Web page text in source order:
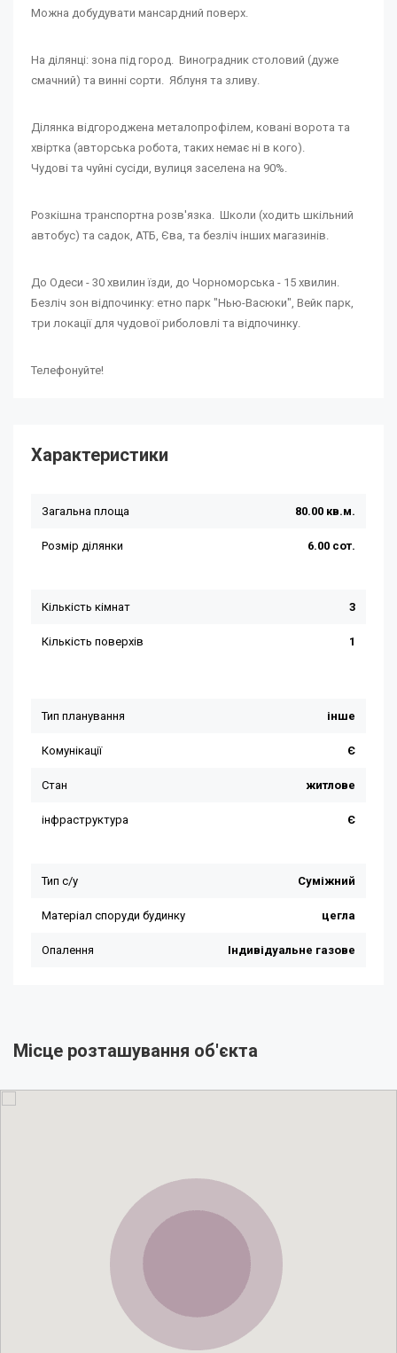
Можна добудувати мансардний поверх.
На ділянці: зона під город. Виноградник столовий (дуже
смачний) та винні сорти. Яблуня та зливу.
Ділянка відгороджена металопрофілем, ковані ворота та
хвіртка (авторська робота, таких немає ні в кого).
Чудові та чуйні сусіди, вулиця заселена на 90%.
Розкішна транспортна розв'язка. Школи (ходить шкільний
автобус) та садок, АТБ, Єва, та безліч інших магазинів.
До Одеси - 30 хвилин їзди, до Чорноморська - 15 хвилин.
Безліч зон відпочинку: етно парк "Нью-Васюки", Вейк парк,
три локації для чудової риболовлі та відпочинку.
Телефонуйте!
Характеристики
Місце розташування об'єкта